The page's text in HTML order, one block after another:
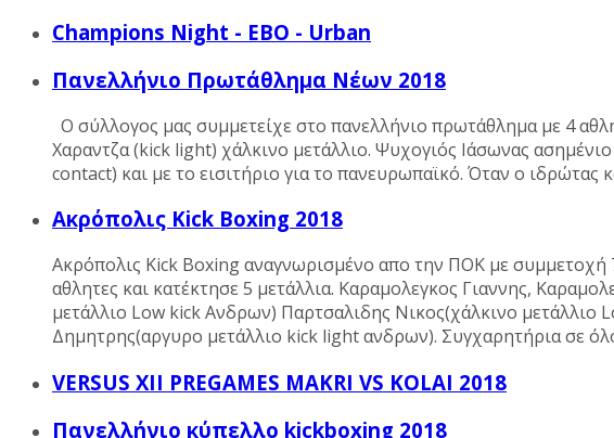
Champions Night - EBO - Urban
Πανελλήνιο Πρωτάθλημα Νέων 2018
Ο σύλλογος μας συμμετείχε στο πανελλήνιο πρωτάθλημα με 4
Χαραντζα (kick light) χάλκινο μετάλλιο. Ψυχογιός Ιάσωνας
contact) και με το εισιτήριο για το πανευρωπαϊκό. Όταν ο ιδρώτας
Ακρόπολις Kick Boxing 2018
Ακρόπολις Kick Boxing αναγνωρισμένο απο την ΠΟΚ με
αθλητες και κατέκτησε 5 μετάλλια. Καραμολεγκος Γιαννης,
μετάλλιο Low kick Ανδρων) Παρτσαλιδης Νικος(χάλκινο
Δημητρης(αργυρο μετάλλιο kick light ανδρων). Συγχαρητήρια σε
VERSUS XII PREGAMES MAKRI VS KOLAI 2018
Πανελλήνιο κύπελλο kickboxing 2018